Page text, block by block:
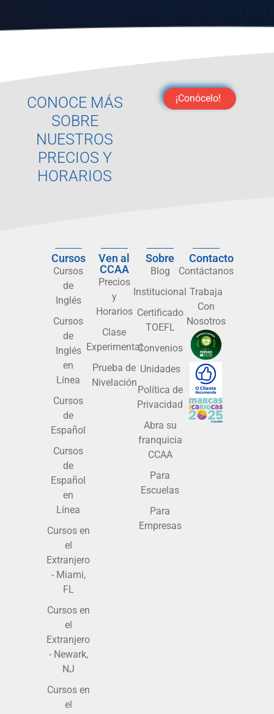
CONOCE MÁS
SOBRE
NUESTROS
PRECIOS Y
HORARIOS
¡Conócelo!
Cursos
Cursos
de
Inglés
Cursos
de
Inglés
en
Línea
Cursos
de
Español
Cursos
de
Español
en
Línea
Cursos en
el
Extranjero
- Miami,
FL
Cursos en
el
Extranjero
- Newark,
NJ
Cursos en
el
Ven al
CCAA
Precios
y
Horarios
Clase
Experimental
Prueba de
Nivelación
Sobre
Blog
Institucional
Certificado
TOEFL
Convenios
Unidades
Política de
Privacidad
Abra su
franquicia
CCAA
Para
Escuelas
Para
Empresas
Contacto
Contáctanos
Trabaja
Con
Nosotros